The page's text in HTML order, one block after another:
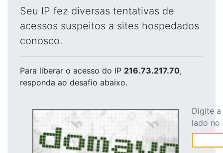
Seu IP fez diversas tentativas de
acessos suspeitos a sites hospedados
conosco.
Para liberar o acesso do IP 216.73.217.70,
responda ao desafio abaixo.
Digite
lado no